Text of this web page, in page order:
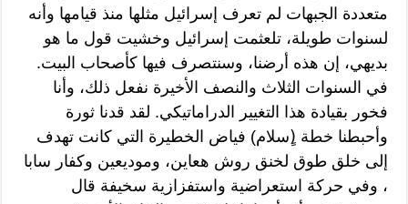
متعددة الجبهات لم تعرف إسرائيل مثلها منذ قيامها وأنه
لسنوات طويلة، تلعثمت إسرائيل وخشيت قول ما هو
بديهي، إن هذه أرضنا، وسنتصرف فيها كأصحاب البيت.
في السنوات الثلاث والنصف الأخيرة نفعل ذلك، وأنا
فخور بقيادة هذا التغيير الدراماتيكي. لقد قدنا ثورة
وأحبطنا خطة (ٍسلام) فياض الخطيرة التي كانت تهدف
إلى خلق طوق لخنق روش هعاين، وموديعين وكفار سابا
، وفي حركة استعراضية واستفزازية سخيفة قال